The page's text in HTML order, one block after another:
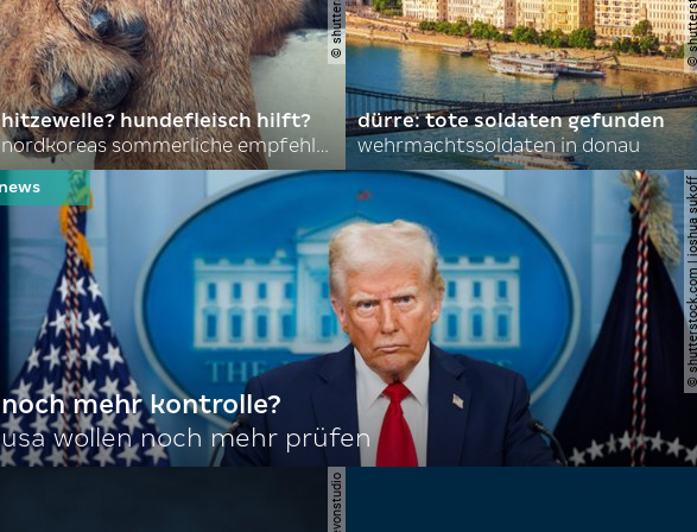
hitzewelle? hundefleisch hilft?
nordkoreas sommerliche empfehlungen
dürre: tote soldaten gefunden
wehrmachtssoldaten in donau
©
noch mehr kontrolle?
usa wollen noch mehr prüfen